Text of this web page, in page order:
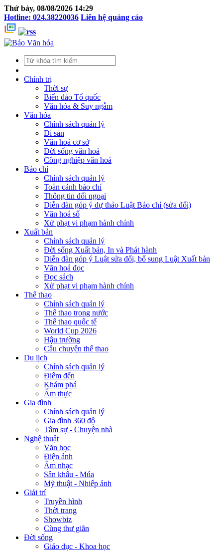
Thứ bảy, 08/08/2026 14:29
Hotline: 024.38220036 Liên hệ quảng cáo
Chính trị
Thời sự
Biển đảo Tổ quốc
Văn hóa & Suy ngẫm
Văn hóa
Chính sách quản lý
Di sản
Văn hoá cơ sở
Đời sống văn hoá
Công nghiệp văn hoá
Báo chí
Chính sách quản lý
Toàn cảnh báo chí
Thông tin đối ngoại
Diễn đàn góp ý dự thảo Luật Báo chí (sửa đổi)
Văn hoá số
Xử phạt vi phạm hành chính
Xuất bản
Chính sách quản lý
Đời sống Xuất bản, In và Phát hành
Diễn đàn góp ý Luật sửa đổi, bổ sung Luật Xuất bản
Văn hoá đọc
Đọc sách
Xử phạt vi phạm hành chính
Thể thao
Chính sách quản lý
Thể thao trong nước
Thể thao quốc tế
World Cup 2026
Hậu trường
Câu chuyện thể thao
Du lịch
Chính sách quản lý
Điểm đến
Khám phá
Ẩm thực
Gia đình
Chính sách quản lý
Gia đình 360 độ
Tâm sự - Chuyện nhà
Nghệ thuật
Văn học
Điện ảnh
Âm nhạc
Sân khấu - Múa
Mỹ thuật - Nhiếp ảnh
Giải trí
Truyền hình
Thời trang
Showbiz
Cùng thư giãn
Đời sống
Giáo dục - Khoa học